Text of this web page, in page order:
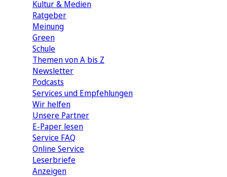
Kultur & Medien
Ratgeber
Meinung
Green
Schule
Themen von A bis Z
Newsletter
Podcasts
Services und Empfehlungen
Wir helfen
Unsere Partner
E-Paper lesen
Service FAQ
Online Service
Leserbriefe
Anzeigen